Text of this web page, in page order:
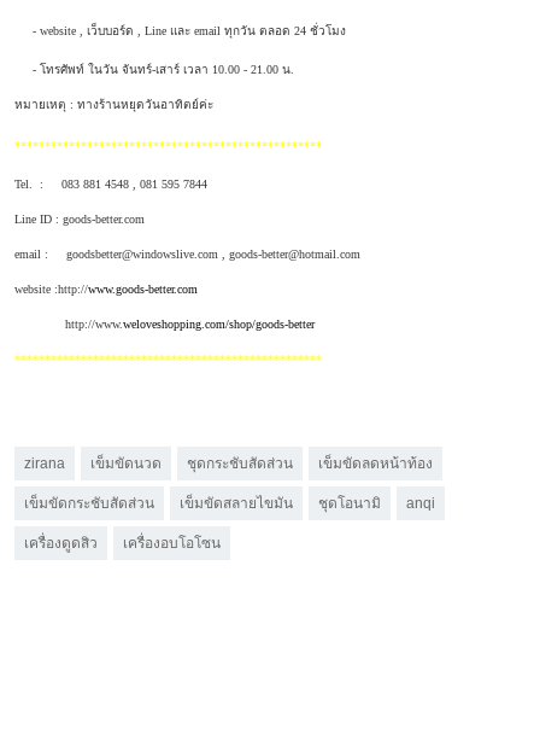
- website , เว็บบอร์ด , Line และ email ทุกวัน ตลอด 24 ชั่วโมง
- โทรศัพท์ ในวัน จันทร์-เสาร์ เวลา 10.00 - 21.00 น.
หมายเหตุ : ทางร้านหยุดวันอาทิตย์ค่ะ
***************************************************
Tel. : 083 881 4548 , 081 595 7844
Line ID : goods-better.com
email : goodsbetter@windowslive.com , goods-better@hotmail.com
website :http://www.goods-better.com
http://www.weloveshopping.com/shop/goods-better
***************************************************
zirana เข็มขัดนวด ชุดกระชับสัดส่วน เข็มขัดลดหน้าท้อง
เข็มขัดกระชับสัดส่วน เข็มขัดสลายไขมัน ชุดโอนามิ anqi
เครื่องดูดสิว เครื่องอบโอโซน